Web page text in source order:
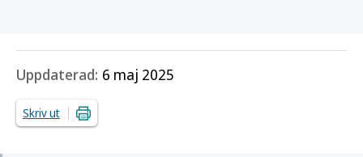
Uppdaterad: 6 maj 2025
Skriv ut